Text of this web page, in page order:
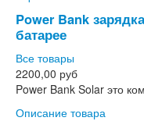
Power Bank
батарее
Все товары
2200,00 руб
Power Bank Solar это
Описание товара